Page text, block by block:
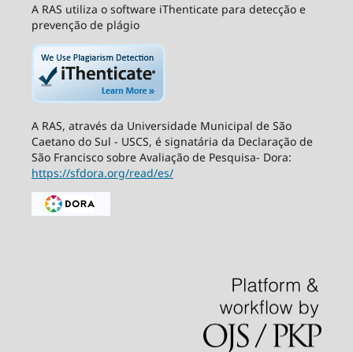
A RAS utiliza o software iThenticate para detecção e
prevenção de plágio
A RAS, através da Universidade Municipal de São
Caetano do Sul - USCS, é signatária da Declaração de
São Francisco sobre Avaliação de Pesquisa- Dora:
https://sfdora.org/read/es/